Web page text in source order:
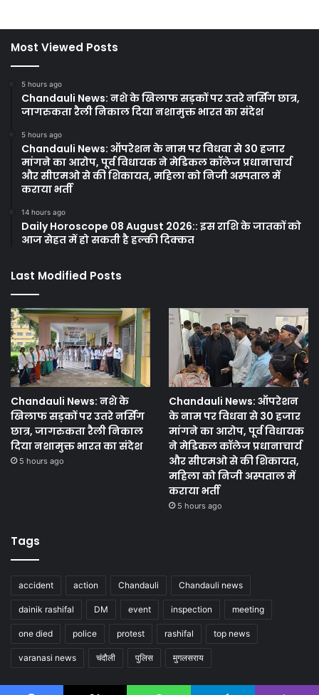
Most Viewed Posts
5 hours ago
Chandauli News: नशे के खिलाफ सड़कों पर उतरे नर्सिंग छात्र,
जागरुकता रैली निकाल दिया नशामुक्त भारत का संदेश
5 hours ago
Chandauli News: ऑपरेशन के नाम पर विधवा से 30 हजार
मांगने का आरोप, पूर्व विधायक ने मेडिकल कॉलेज प्रधानाचार्य
और सीएमओ से की शिकायत, महिला को निजी अस्पताल में
कराया भर्ती
14 hours ago
Daily Horoscope 08 August 2026:: इस राशि के जातकों को
आज सेहत में हो सकती है हल्की दिक्कत
Last Modified Posts
Chandauli News: नशे के
खिलाफ सड़कों पर उतरे नर्सिंग
छात्र, जागरुकता रैली निकाल
दिया नशामुक्त भारत का संदेश
5 hours ago
Chandauli News: ऑपरेशन
के नाम पर विधवा से 30 हजार
मांगने का आरोप, पूर्व विधायक
ने मेडिकल कॉलेज प्रधानाचार्य
और सीएमओ से की शिकायत,
महिला को निजी अस्पताल में
कराया भर्ती
5 hours ago
Tags
accident action Chandauli Chandauli news
dainik rashifal DM event inspection meeting
one died police protest rashifal top news
varanasi news चंदौली पुलिस मुगलसराय